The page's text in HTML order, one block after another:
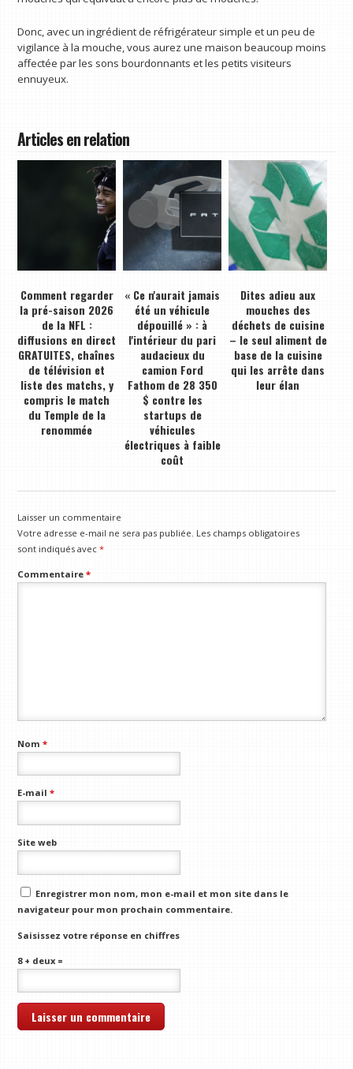
Donc, avec un ingrédient de réfrigérateur simple et un peu de
vigilance à la mouche, vous aurez une maison beaucoup moins
affectée par les sons bourdonnants et les petits visiteurs
ennuyeux.
Articles en relation
Comment regarder
la pré-saison 2026
de la NFL :
diffusions en direct
GRATUITES, chaînes
de télévision et
liste des matchs, y
compris le match
du Temple de la
renommée
« Ce n'aurait jamais
été un véhicule
dépouillé » : à
l'intérieur du pari
audacieux du
camion Ford
Fathom de 28 350
$ contre les
startups de
véhicules
électriques à faible
coût
Dites adieu aux
mouches des
déchets de cuisine
– le seul aliment de
base de la cuisine
qui les arrête dans
leur élan
Laisser un commentaire
Votre adresse e-mail ne sera pas publiée. Les champs obligatoires
sont indiqués avec*
Commentaire*
Nom*
E-mail*
Site web
Enregistrer mon nom, mon e-mail et mon site dans le
navigateur pour mon prochain commentaire.
Saisissez votre réponse en chiffres
8 + deux =